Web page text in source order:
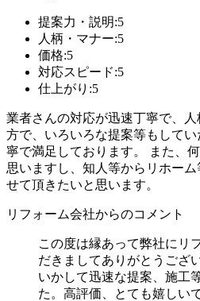
提案力・説明:5
人柄・マナー:5
価格:5
対応スピード:5
仕上がり:5
業者さんの対応が迅速丁寧で、
方で、いろいろな提案等もして
寧で満足しております。 また、
思いますし、知人等からリホー
せて頂きたいと思います。
リフォーム会社からのコメント
この度は縁あって弊社にリ
だきましてありがとうござ
いかして迅速な提案、施工
た。高評価、とても嬉しい